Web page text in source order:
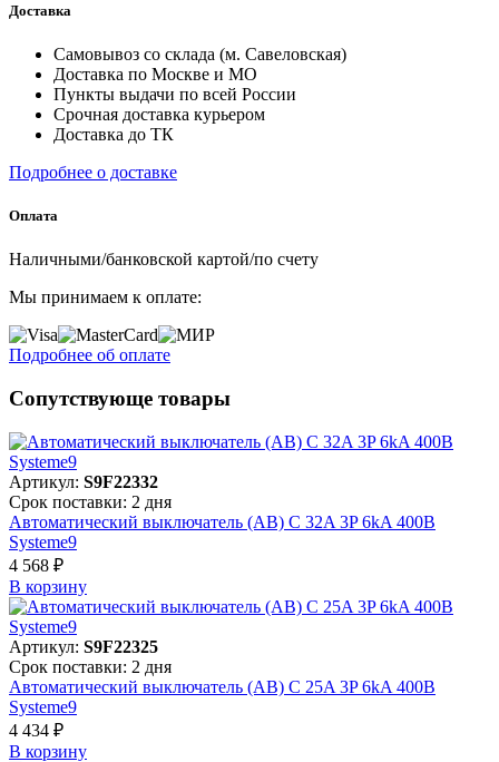
Доставка
Самовывоз со склада (м. Савеловская)
Доставка по Москве и МО
Пункты выдачи по всей России
Срочная доставка курьером
Доставка до ТК
Подробнее о доставке
Оплата
Наличными/банковской картой/по счету
Мы принимаем к оплате:
Подробнее об оплате
Сопутствующе товары
Артикул: S9F22332
Срок поставки: 2 дня
Автоматический выключатель (АВ) C 32A 3P 6kA 400В
Systeme9
4 568 ₽
В корзинy
Артикул: S9F22325
Срок поставки: 2 дня
Автоматический выключатель (АВ) C 25A 3P 6kA 400В
Systeme9
4 434 ₽
В корзинy